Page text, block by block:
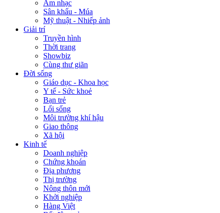
Âm nhạc
Sân khấu - Múa
Mỹ thuật - Nhiếp ảnh
Giải trí
Truyền hình
Thời trang
Showbiz
Cùng thư giãn
Đời sống
Giáo dục - Khoa học
Y tế - Sức khoẻ
Bạn trẻ
Lối sống
Môi trường khí hậu
Giao thông
Xã hội
Kinh tế
Doanh nghiệp
Chứng khoán
Địa phương
Thị trường
Nông thôn mới
Khởi nghiệp
Hàng Việt